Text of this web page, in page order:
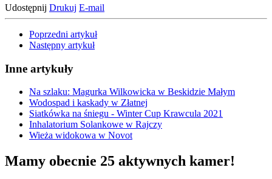
Udostępnij Drukuj E-mail
Poprzedni artykuł
Następny artykuł
Inne artykuły
Na szlaku: Magurka Wilkowicka w Beskidzie Małym
Wodospad i kaskady w Złatnej
Siatkówka na śniegu - Winter Cup Krawcula 2021
Inhalatorium Solankowe w Rajczy
Wieża widokowa w Novot
Mamy obecnie 25 aktywnych kamer!